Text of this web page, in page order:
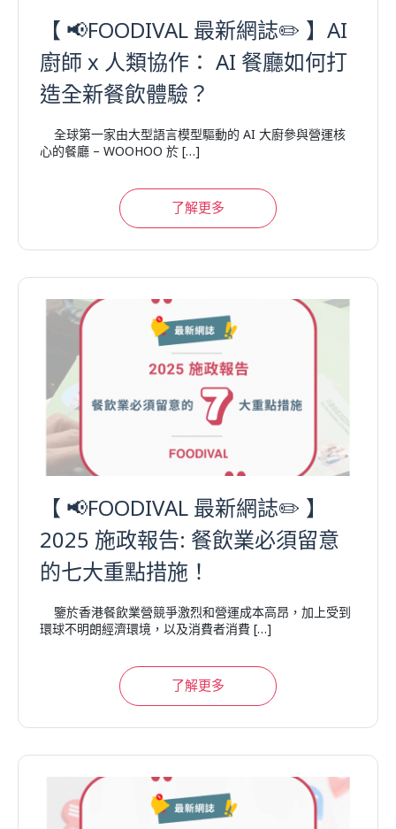
【 📢FOODIVAL 最新網誌✏️ 】AI
廚師 x 人類協作： AI 餐廳如何打
造全新餐飲體驗？
全球第一家由大型語言模型驅動的 AI 大廚參與營運核
心的餐廳 – WOOHOO 於 […]
了解更多
【 📢FOODIVAL 最新網誌✏️ 】
2025 施政報告: 餐飲業必須留意
的七大重點措施！
鑒於香港餐飲業營競爭激烈和營運成本高昂，加上受到
環球不明朗經濟環境，以及消費者消費 […]
了解更多